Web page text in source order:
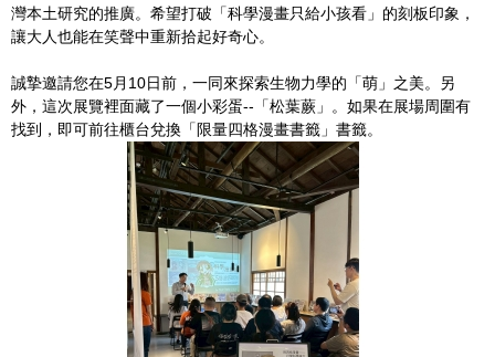
灣本土研究的推廣。希望打破「科學漫畫只給小孩看」的刻板印象，
讓大人也能在笑聲中重新拾起好奇心。
誠摯邀請您在5月10日前，一同來探索生物力學的「萌」之美。另
外，這次展覽裡面藏了一個小彩蛋--「松葉蕨」。如果在展場周圍有
找到，即可前往櫃台兌換「限量四格漫畫書籤」書籤。